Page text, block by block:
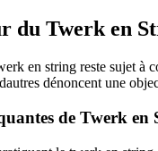
du Twerk en
en string reste sujet à
dénoncent une
de Twerk en